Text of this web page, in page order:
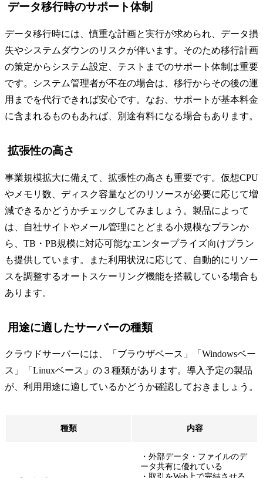
データ移行時のサポート体制
データ移行時には、慎重な計画と実行が求められ、データ損
失やシステムダウンのリスクが伴います。そのため移行計画
の策定からシステム設定、テストまでのサポート体制は重要
です。システム管理者が不在の場合は、移行からその後の運
用までを代行できれば安心です。なお、サポートが基本料金
に含まれるものもあれば、別途有料になる場合もあります。
拡張性の高さ
事業規模拡大に備えて、拡張性の高さも重要です。仮想CPU
やメモリ数、ディスク容量などのリソースが必要に応じて増
減できるかどうかチェックしてみましょう。製品によって
は、自社サイトやメール管理にとどまる小規模なプランか
ら、TB・PB規模に対応可能なエンタープライズ向けプラン
も提供しています。また利用状況に応じて、自動的にリソー
スを調整するオートスケーリング機能を搭載している場合も
あります。
用途に適したサーバーの種類
クラウドサーバーには、「ブラウザベース」「Windowsベー
ス」「Linuxベース」の３種類があります。導入予定の製品
が、利用用途に適しているかどうか確認しておきましょう。
種類 内容
・外部データ・ファイルのデ
ータ共有に優れている